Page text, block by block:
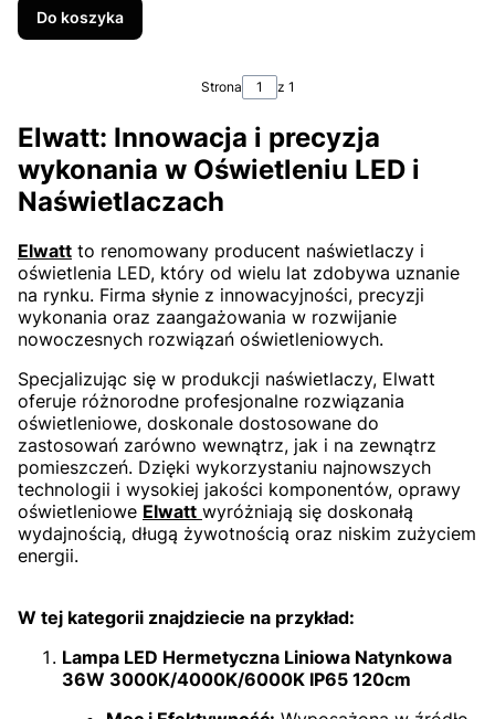
Do koszyka
Strona z 1
Elwatt: Innowacja i precyzja
wykonania w Oświetleniu LED i
Naświetlaczach
Elwatt to renomowany producent naświetlaczy i
oświetlenia LED, który od wielu lat zdobywa uznanie
na rynku. Firma słynie z innowacyjności, precyzji
wykonania oraz zaangażowania w rozwijanie
nowoczesnych rozwiązań oświetleniowych.
Specjalizując się w produkcji naświetlaczy, Elwatt
oferuje różnorodne profesjonalne rozwiązania
oświetleniowe, doskonale dostosowane do
zastosowań zarówno wewnątrz, jak i na zewnątrz
pomieszczeń. Dzięki wykorzystaniu najnowszych
technologii i wysokiej jakości komponentów, oprawy
oświetleniowe Elwatt wyróżniają się doskonałą
wydajnością, długą żywotnością oraz niskim zużyciem
energii.
W tej kategorii znajdziecie na przykład:
Lampa LED Hermetyczna Liniowa Natynkowa
36W 3000K/4000K/6000K IP65 120cm